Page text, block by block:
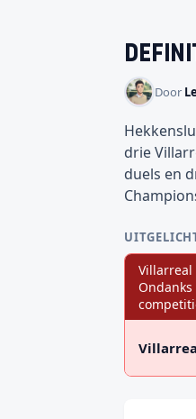
Door
drie
duels en
Villarreal